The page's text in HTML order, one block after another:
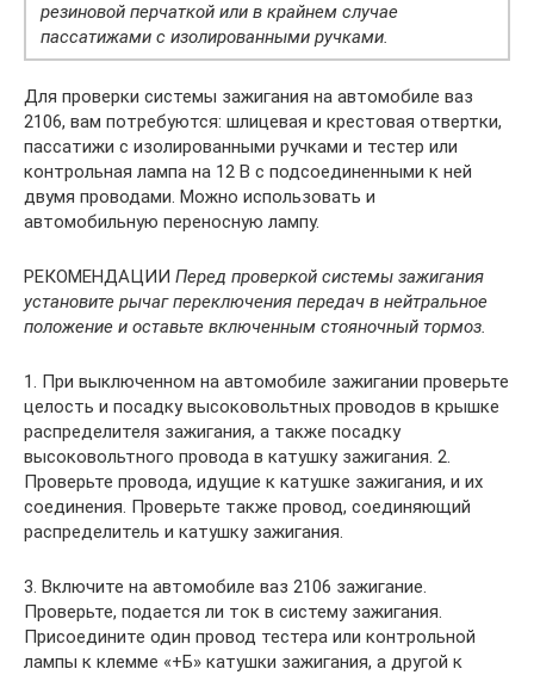
резиновой перчаткой или в крайнем случае
пассатижами с изолированными ручками.
Для проверки системы зажигания на автомобиле ваз
2106, вам потребуются: шлицевая и крестовая отвертки,
пассатижи с изолированными ручками и тестер или
контрольная лампа на 12 В с подсоединенными к ней
двумя проводами. Можно использовать и
автомобильную переносную лампу.
РЕКОМЕНДАЦИИ Перед проверкой системы зажигания
установите рычаг переключения передач в нейтральное
положение и оставьте включенным стояночный тормоз.
1. При выключенном на автомобиле зажигании проверьте
целость и посадку высоковольтных проводов в крышке
распределителя зажигания, а также посадку
высоковольтного провода в катушку зажигания. 2.
Проверьте провода, идущие к катушке зажигания, и их
соединения. Проверьте также провод, соединяющий
распределитель и катушку зажигания.
3. Включите на автомобиле ваз 2106 зажигание.
Проверьте, подается ли ток в систему зажигания.
Присоедините один провод тестера или контрольной
лампы к клемме «+Б» катушки зажигания, а другой к